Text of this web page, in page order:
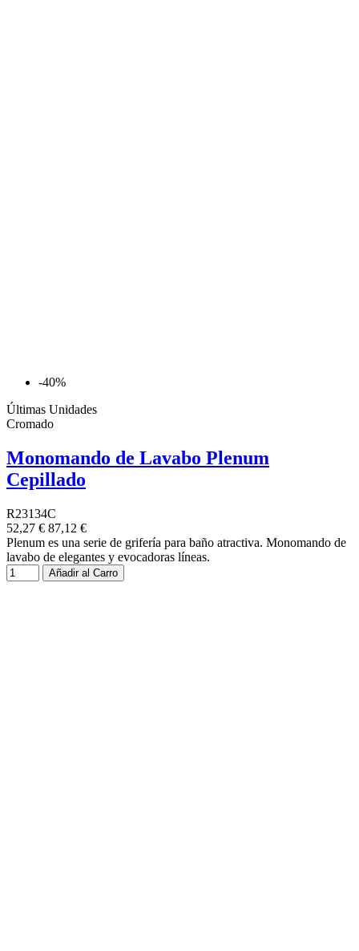
-40%
Últimas Unidades
Cromado
Monomando de Lavabo Plenum
Cepillado
R23134C
52,27 € 87,12 €
Plenum es una serie de grifería para baño atractiva. Monomando de
lavabo de elegantes y evocadoras líneas.
Añadir al Carro